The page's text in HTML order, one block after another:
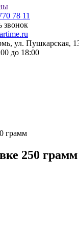
78 11
звонок
ул. Пушкарская,
до 18:00
грамм
250 грамм